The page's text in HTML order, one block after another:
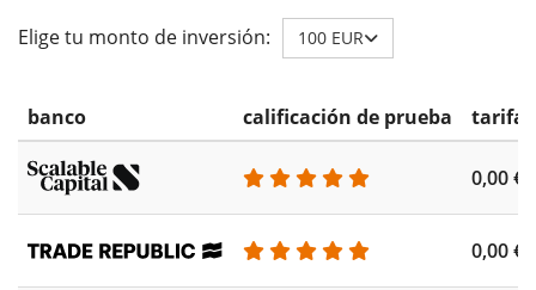
Elige tu monto de inversión: 100 EUR
banco calificación de prueba tarifa
0,00 €
0,00 €